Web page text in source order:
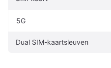
5G
Dual SIM-kaartsleuven